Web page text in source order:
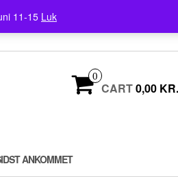
11-15 Luk
0
CART0,00 KR.
ANKOMMET